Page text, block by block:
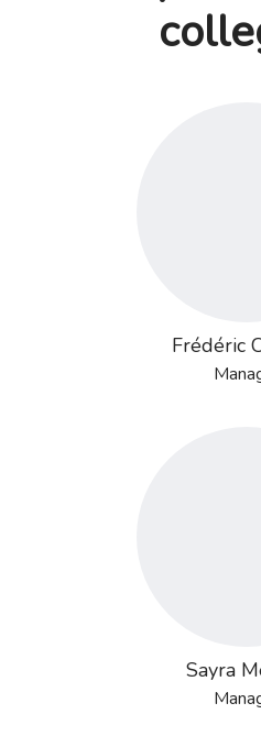
Frédéric
Sayra